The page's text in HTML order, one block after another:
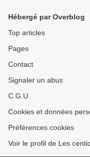
Hébergé par Overblog
Top articles
Pages
Contact
Signaler un abus
C.G.U.
Cookies et données
Préférences cookies
Voir le profil de Les